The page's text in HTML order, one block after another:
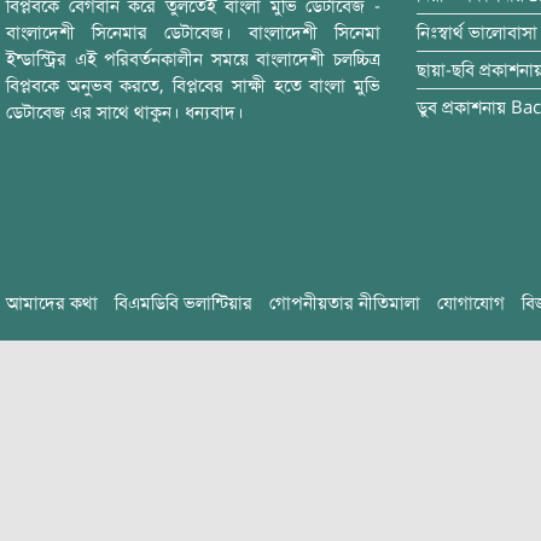
বিপ্লবকে বেগবান করে তুলতেই বাংলা মুভি ডেটাবেজ -
বাংলাদেশী সিনেমার ডেটাবেজ। বাংলাদেশী সিনেমা
ইন্ডাস্ট্রির এই পরিবর্তনকালীন সময়ে বাংলাদেশী চলচ্চিত্র
বিপ্লবকে অনুভব করতে, বিপ্লবের সাক্ষী হতে বাংলা মুভি
ডেটাবেজ এর সাথে থাকুন। ধন্যবাদ।
নিঃস্বার্থ ভালোবাসা
ছায়া-ছবি
ডুব প্রকাশনায়
আমাদের কথা বিএমডিবি ভলান্টিয়ার গোপনীয়তার নীতিমালা যোগাযোগ